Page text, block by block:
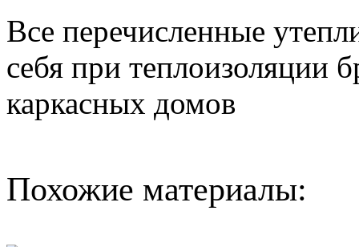
Все перечисленные
себя при теплоизоляции
каркасных домов
Похожие материалы: